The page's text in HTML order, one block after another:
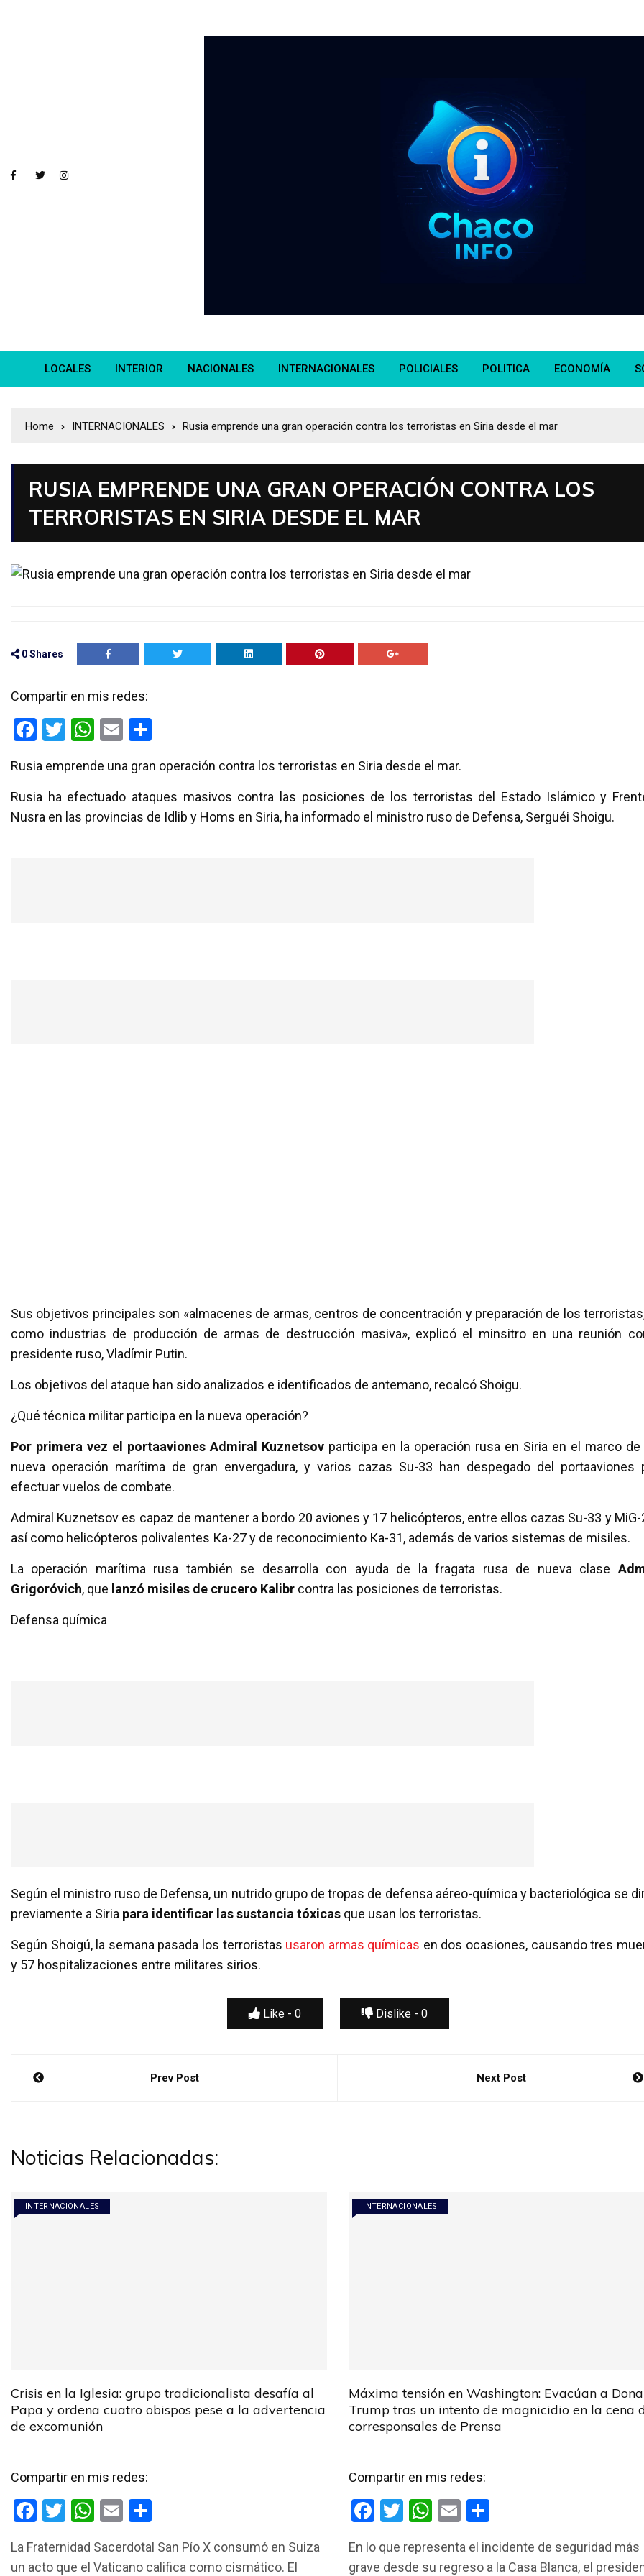
LOCALES INTERIOR NACIONALES INTERNACIONALES POLICIALES POLITICA ECONOMÍA
Home INTERNACIONALES Rusia emprende una gran operación contra los terroristas en Siria desde el mar
RUSIA EMPRENDE UNA GRAN OPERACIÓN CONTRA LOS
TERRORISTAS EN SIRIA DESDE EL MAR
0Shares
Compartir en mis redes:
F
ce
b
o
T
tt
er
W
at
s
A
E
ail m
p
ar
Rusia emprende una gran operación contra los terroristas en Siria desde el mar.
Rusia ha efectuado ataques masivos contra las posiciones de los terroristas del Estado Islámico y
Nusra en las provincias de Idlib y Homs en Siria, ha informado el ministro ruso de Defensa, Serguéi Shoigu.
Sus objetivos principales son «almacenes de armas, centros de concentración y preparación de los
como industrias de producción de armas de destrucción masiva», explicó el minsitro en una reunión
presidente ruso, Vladímir Putin.
Los objetivos del ataque han sido analizados e identificados de antemano, recalcó Shoigu.
¿Qué técnica militar participa en la nueva operación?
Por primera vez el portaaviones Admiral Kuznetsovparticipa en la operación rusa en Siria en el marco de
nueva operación marítima de gran envergadura, y varios cazas Su-33 han despegado del portaaviones
efectuar vuelos de combate.
Admiral Kuznetsov es capaz de mantener a bordo 20 aviones y 17 helicópteros, entre ellos cazas Su-33 y MiG-
así como helicópteros polivalentes Ка-27 y de reconocimiento Ка-31, además de varios sistemas de misiles.
La operación marítima rusa también se desarrolla con ayuda de la fragata rusa de nueva clase
Grigoróvich, que lanzó misiles de crucero Kalibr contra las posiciones de terroristas.
Defensa química
Según el ministro ruso de Defensa, un nutrido grupo de tropas de defensa aéreo-química y bacteriológica se
previamente a Siria para identificar las sustancia tóxicas que usan los terroristas.
Según Shoigú, la semana pasada los terroristas usaron armas químicas en dos ocasiones, causando tres
y 57 hospitalizaciones entre militares sirios.
Like - 0 Dislike - 0
Navegación
Prev Post Next Post
Noticias Relacionadas:
INTERNACIONALES
Crisis en la Iglesia: grupo tradicionalista desafía al
Papa y ordena cuatro obispos pese a la advertencia
de excomunión
Compartir en mis redes:
F
ce
T
tt
W
at
E
ail m
La Fraternidad Sacerdotal San Pío X consumó en Suiza
un acto que el Vaticano califica como cismático. El
INTERNACIONALES
Máxima tensión en Washington: Evacúan a
Trump tras un intento de magnicidio en la cena
corresponsales de Prensa
Compartir en mis redes:
F
ce
T
tt
W
at
E
ail m
En lo que representa el incidente de seguridad más
grave desde su regreso a la Casa Blanca, el